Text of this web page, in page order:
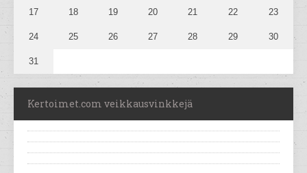
17 18 19 20 21 22 23
24 25 26 27 28 29 30
31
Kertoimet.com veikkausvinkkejä